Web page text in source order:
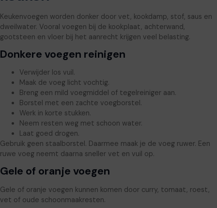
Keukenvoegen worden donker door vet, kookdamp, stof, saus en
dweilwater. Vooral voegen bij de kookplaat, achterwand,
gootsteen en vloer bij het aanrecht krijgen veel belasting.
Donkere voegen reinigen
Verwijder los vuil.
Maak de voeg licht vochtig.
Breng een mild voegmiddel of tegelreiniger aan.
Borstel met een zachte voegborstel.
Werk in korte stukken.
Neem resten weg met schoon water.
Laat goed drogen.
Gebruik geen staalborstel. Daarmee maak je de voeg ruwer. Een
ruwe voeg neemt daarna sneller vet en vuil op.
Gele of oranje voegen
Gele of oranje voegen kunnen komen door curry, tomaat, roest,
vet of oude schoonmaakresten.